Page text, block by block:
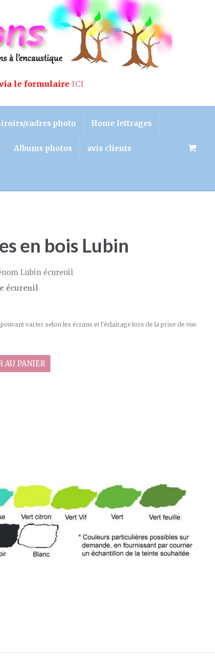
via le formulaire ICI
cadres photo Home lettrages
Albums photos avis clients
en bois Lubin
Lubin écureuil
écureuil
varier selon les écrans et l'éclairage lors de la prise de vue.
AU PANIER